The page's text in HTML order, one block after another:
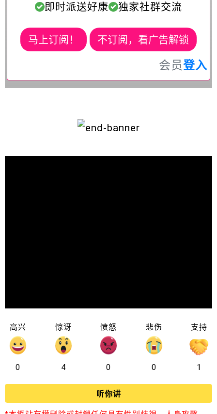
即时派送好康
独家社群交流
马上订阅！ 不订阅，看广告解锁
会员登入
高兴
0
惊讶
4
愤怒
0
悲伤
0
支持
1
听你讲